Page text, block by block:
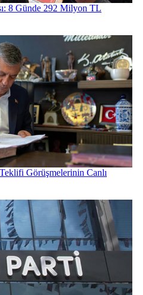
8 Günde 292 Milyon TL
Görüşmelerinin Canlı